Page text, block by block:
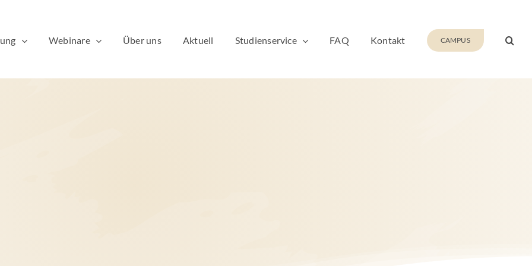
Webinare Über uns Aktuell Studienservice FAQ Kontakt CAMPUS